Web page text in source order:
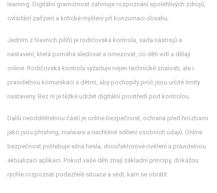
learning. Digitální gramotnost zahrnuje rozpoznání spolehlivých zdrojů,
ovládání zařízení a kritické myšlení při konzumaci obsahu.
Jedním z hlavních pilířů je rodičovská kontrola, sada nástrojů a
nastavení, která pomáhá sledovat a omezovat, co děti vidí a dělají
online. Rodičovská kontrola vyžaduje nejen technické znalosti, ale i
pravidelnou komunikaci s dětmi, aby pochopily proč jsou určité limity
nastaveny. Bez ní je těžké udržet digitální prostředí pod kontrolou.
Další neoddělitelnou částí je online bezpečnost, ochrana před hrozbami
jako jsou phishing, malware a nechtěné sdílení osobních údajů. Online
bezpečnost potřebuje silná hesla, dvoufaktorové ověření a pravidelnou
aktualizaci aplikací. Pokud vaše děti znají základní principy, dokážou
rychle rozpoznat podezřelé situace a vědí, kam se obrátit.